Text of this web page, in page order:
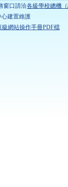
窗口請洽各級學校總機
建置維護
級網站操作手冊PDF檔